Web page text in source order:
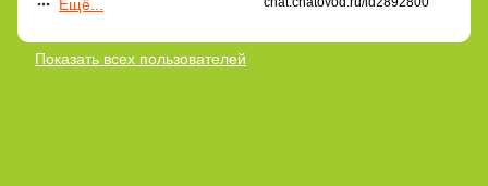
Ещё...
Показать всех пользователей